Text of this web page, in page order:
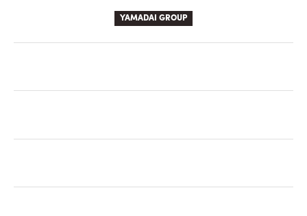
YAMADAI GROUP